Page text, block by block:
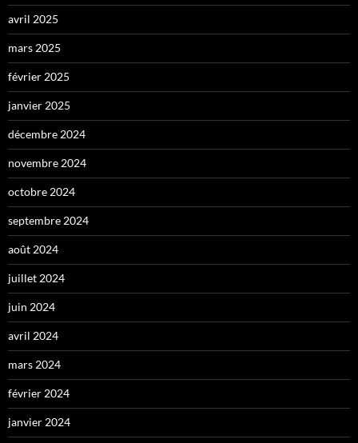
avril 2025
mars 2025
février 2025
janvier 2025
décembre 2024
novembre 2024
octobre 2024
septembre 2024
août 2024
juillet 2024
juin 2024
avril 2024
mars 2024
février 2024
janvier 2024